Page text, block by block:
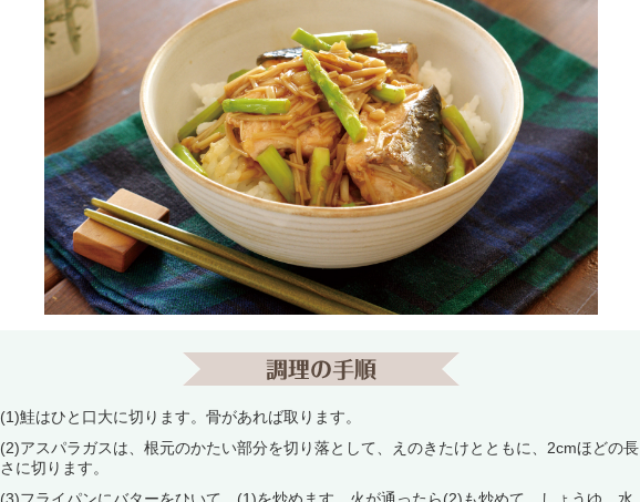
(1)鮭はひと口大に切ります。骨があれば取ります。
(2)アスパラガスは、根元のかたい部分を切り落として、えのきたけとともに、2cmほどの長
さに切ります。